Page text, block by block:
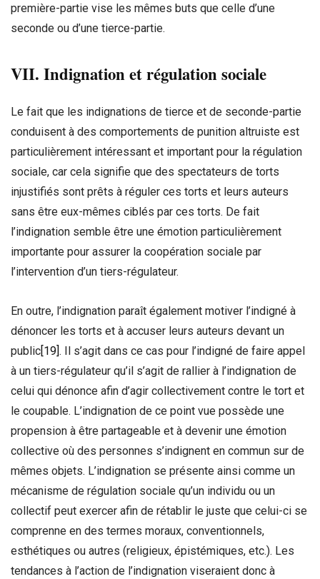
première-partie vise les mêmes buts que celle d’une
seconde ou d’une tierce-partie.
VII. Indignation et régulation sociale
Le fait que les indignations de tierce et de seconde-partie
conduisent à des comportements de punition altruiste est
particulièrement intéressant et important pour la régulation
sociale, car cela signifie que des spectateurs de torts
injustifiés sont prêts à réguler ces torts et leurs auteurs
sans être eux-mêmes ciblés par ces torts. De fait
l’indignation semble être une émotion particulièrement
importante pour assurer la coopération sociale par
l’intervention d’un tiers-régulateur.
En outre, l’indignation paraît également motiver l’indigné à
dénoncer les torts et à accuser leurs auteurs devant un
public [19] . Il s’agit dans ce cas pour l’indigné de faire appel
à un tiers-régulateur qu’il s’agit de rallier à l’indignation de
celui qui dénonce afin d’agir collectivement contre le tort et
le coupable. L’indignation de ce point vue possède une
propension à être partageable et à devenir une émotion
collective où des personnes s’indignent en commun sur de
mêmes objets. L’indignation se présente ainsi comme un
mécanisme de régulation sociale qu’un individu ou un
collectif peut exercer afin de rétablir le juste que celui-ci se
comprenne en des termes moraux, conventionnels,
esthétiques ou autres (religieux, épistémiques, etc.). Les
tendances à l’action de l’indignation viseraient donc à